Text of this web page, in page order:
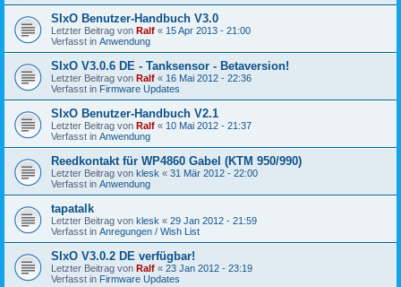
SIxO Benutzer-Handbuch V3.0
Letzter Beitrag von Ralf « 15 Apr 2013 - 21:00
Verfasst in Anwendung
SIxO V3.0.6 DE - Tanksensor - Betaversion!
Letzter Beitrag von Ralf « 16 Mai 2012 - 22:36
Verfasst in Firmware Updates
SIxO Benutzer-Handbuch V2.1
Letzter Beitrag von Ralf « 10 Mai 2012 - 21:37
Verfasst in Anwendung
Reedkontakt für WP4860 Gabel (KTM 950/990)
Letzter Beitrag von klesk « 31 Mär 2012 - 22:00
Verfasst in Anwendung
tapatalk
Letzter Beitrag von klesk « 29 Jan 2012 - 21:59
Verfasst in Anregungen / Wish List
SIxO V3.0.2 DE verfügbar!
Letzter Beitrag von Ralf « 23 Jan 2012 - 23:19
Verfasst in Firmware Updates